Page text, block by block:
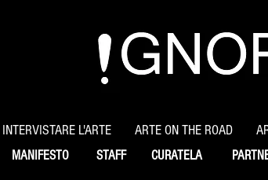
INTERVISTARE L'ARTE ARTE ON THE ROAD
MANIFESTO STAFF CURATELA